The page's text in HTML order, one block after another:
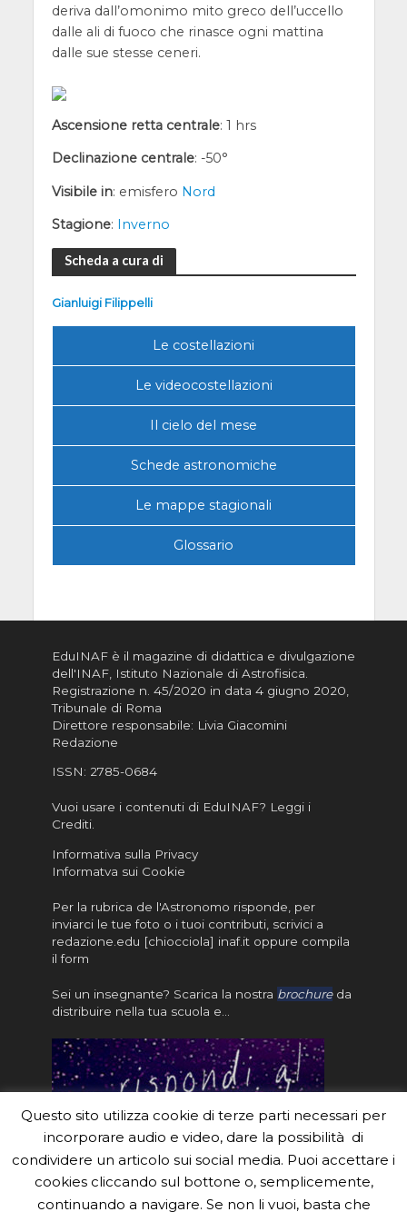
deriva dall’omonimo mito greco dell’uccello
dalle ali di fuoco che rinasce ogni mattina
dalle sue stesse ceneri.
Ascensione retta centrale: 1 hrs
Declinazione centrale: -50°
Visibile in: emisfero Nord
Stagione: Inverno
Scheda a cura di
Gianluigi Filippelli
Le costellazioni
Le videocostellazioni
Il cielo del mese
Schede astronomiche
Le mappe stagionali
Glossario
EduINAF è il magazine di didattica e divulgazione
dell'INAF, Istituto Nazionale di Astrofisica
Registrazione n. 45/2020 in data 4 giugno 2020,
Tribunale di Roma
Direttore responsabile: Livia Giacomini
Redazione
ISSN: 2785-0684
Vuoi usare i contenuti di EduINAF? Leggi i
Crediti.
Informativa sulla Privacy
Informatva sui Cookie
Per la rubrica de l'Astronomo risponde, per
inviarci le tue foto o i tuoi contributi, scrivici a
redazione.edu [chiocciola] inaf.it oppure compila
il form
Sei un insegnante? Scarica la nostra brochureda
distribuire nella tua scuola e…
Questo sito utilizza cookie di terze parti necessari per
incorporare audio e video, dare la possibilità di
condividere un articolo sui social media. Puoi accettare i
cookies cliccando sul bottone o, semplicemente,
continuando a navigare. Se non li vuoi, basta che